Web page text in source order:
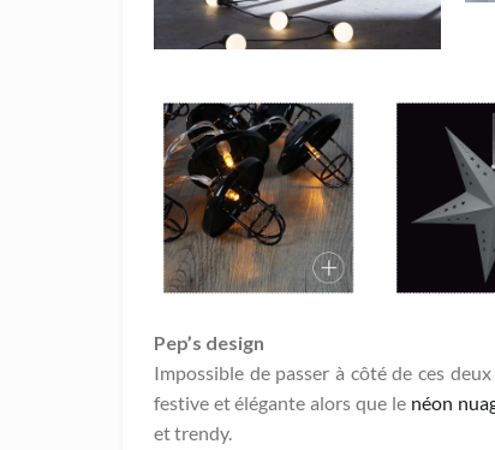
Pep’s design
Impossible de passer à côté de ces
festive et élégante alors que le néon
et trendy.